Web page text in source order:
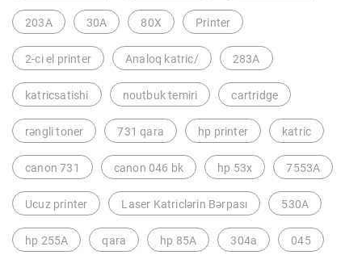
203A 30A 80X Printer
2-ci el printer Analoq katric/ 283A
katricsatishi noutbuk temiri cartridge
rəngli toner 731 qara hp printer katric
canon 731 canon 046 bk hp 53x 7553A
Ucuz printer Laser Katriclərin Bərpası 530A
hp 255A qara hp 85A 304a 045